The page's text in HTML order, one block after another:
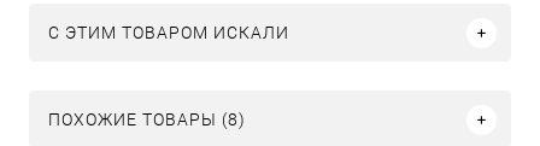
C ЭТИМ ТОВАРОМ ИСКАЛИ
ПОХОЖИЕ ТОВАРЫ (8)